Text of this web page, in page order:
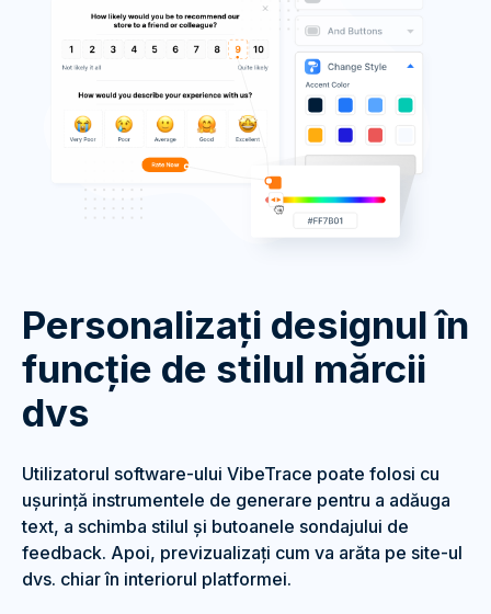
Personalizați designul în
funcție de stilul mărcii
dvs
Utilizatorul software-ului VibeTrace poate folosi cu
ușurință instrumentele de generare pentru a adăuga
text, a schimba stilul și butoanele sondajului de
feedback. Apoi, previzualizați cum va arăta pe site-ul
dvs. chiar în interiorul platformei.